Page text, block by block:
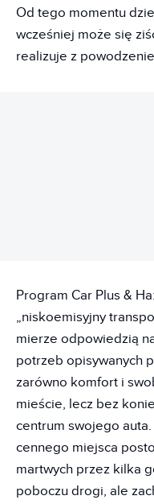
Od tego momentu
wcześniej może się
realizuje z
Program Car Plus &
„niskoemisyjny
mierze odpowiedzią
potrzeb opisywanych
zarówno komfort i
mieście, lecz bez
centrum swojego
cennego miejsca
martwych przez kilka
poboczu drogi, ale